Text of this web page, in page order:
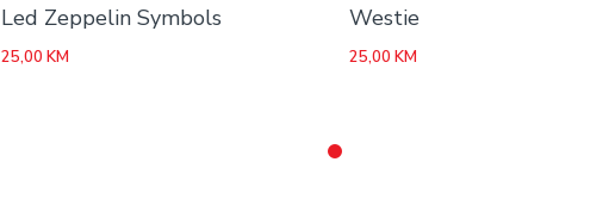
Led Zeppelin Symbols
25,00 KM
Westie
25,00 KM